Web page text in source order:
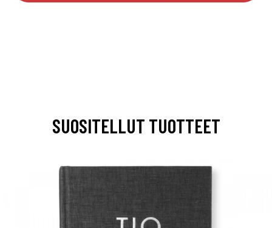
SUOSITELLUT TUOTTEET